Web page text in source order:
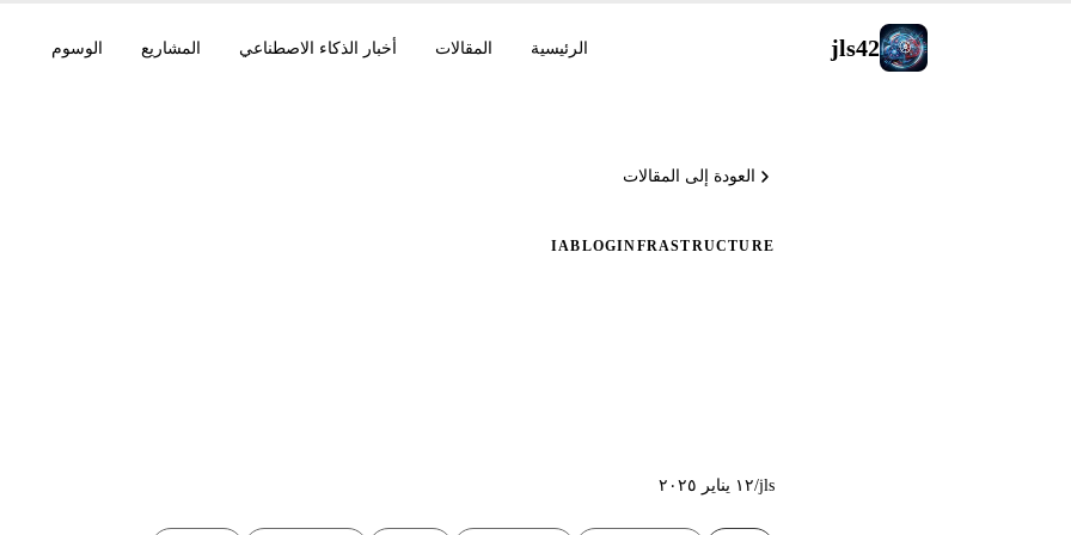
jls42 الرئيسية المقالات أخبار الذكاء الاصطناعي المشاريع الوسوم
العودة إلى المقالات
INFRASTRUCTURE
BLOG
IA
jls
/١٢ يناير ٢٠٢٥